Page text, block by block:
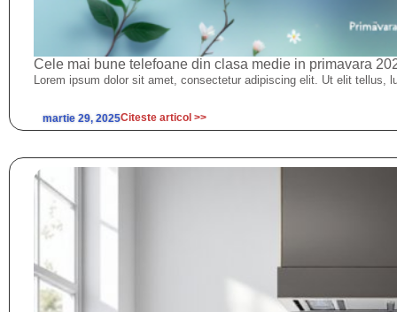
Cele mai bune telefoane din clasa medie in primavara
Lorem ipsum dolor sit amet, consectetur adipiscing elit. Ut elit tellus,
martie 29, 2025Citeste articol >>